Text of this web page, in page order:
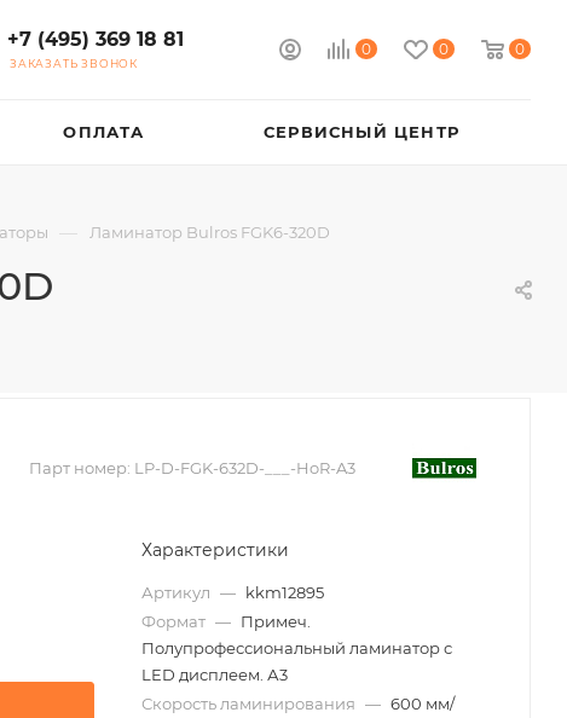
0 0 0
+7 (495) 369 18 81
ЗАКАЗАТЬ ЗВОНОК
ОПЛАТА СЕРВИСНЫЙ ЦЕНТР
— Ламинатор Bulros FGK6-320D
Парт номер: LP-D-FGK-632D-___-HoR-A3
Характеристики
Артикул — kkm12895
Формат — Примеч.
Полупрофессиональный ламинатор с
LED дисплеем. А3
Скорость ламинирования — 600 мм/